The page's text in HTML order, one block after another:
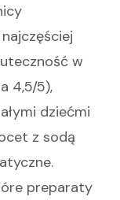
w
4,5/5),
dziećmi
z sodą
preparaty